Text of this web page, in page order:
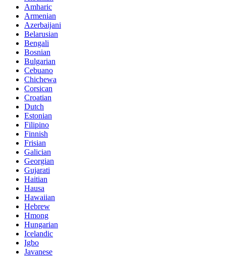
Amharic
Armenian
Azerbaijani
Belarusian
Bengali
Bosnian
Bulgarian
Cebuano
Chichewa
Corsican
Croatian
Dutch
Estonian
Filipino
Finnish
Frisian
Galician
Georgian
Gujarati
Haitian
Hausa
Hawaiian
Hebrew
Hmong
Hungarian
Icelandic
Igbo
Javanese